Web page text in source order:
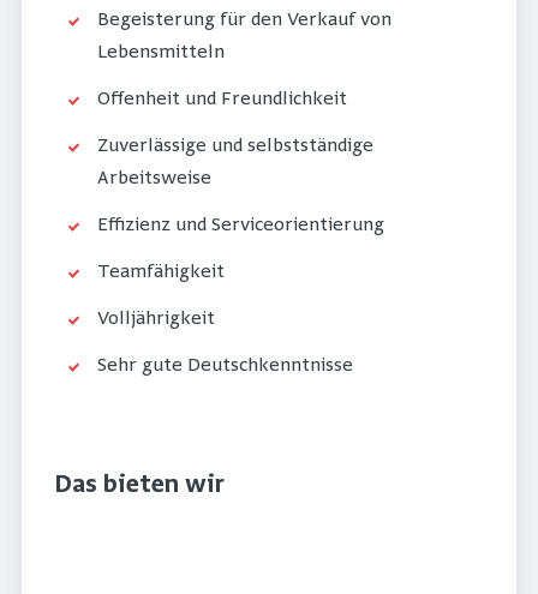
Begeisterung für den Verkauf von
Lebensmitteln
Offenheit und Freundlichkeit
Zuverlässige und selbstständige
Arbeitsweise
Effizienz und Serviceorientierung
Teamfähigkeit
Volljährigkeit
Sehr gute Deutschkenntnisse
Das bieten wir